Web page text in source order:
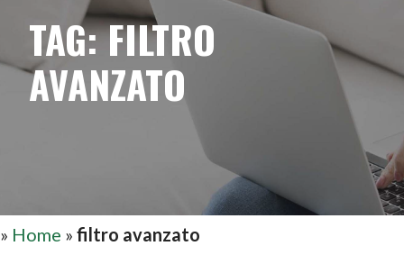
TAG: FILTRO
AVANZATO
» Home » filtro avanzato